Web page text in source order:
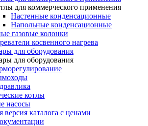
для коммерческого применения
Настенные конденсационные
Напольные конденсационные
газовые колонки
косвенного нагрева
для оборудования
для оборудования
котлы
насосы
версия каталога с ценами